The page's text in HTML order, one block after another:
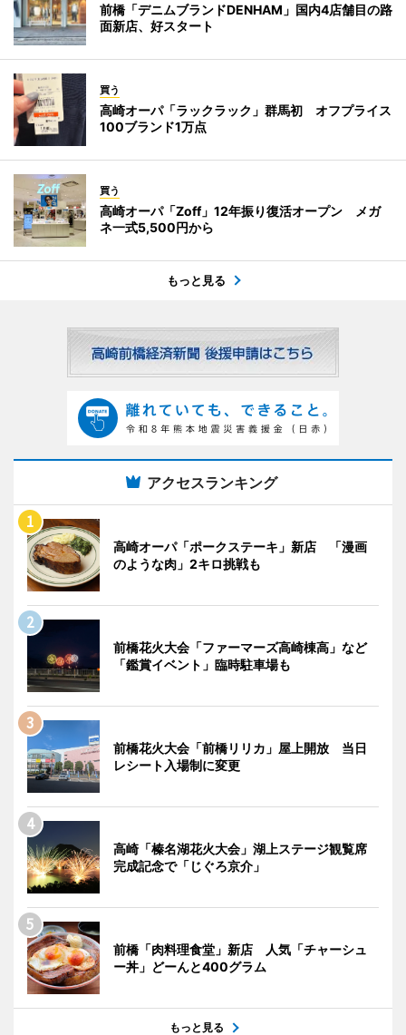
前橋「デニムブランドDENHAM」国内4店舗目の路
面新店、好スタート
買う
高崎オーパ「ラックラック」群馬初 オフプライス
100ブランド1万点
買う
高崎オーパ「Zoff」12年振り復活オープン メガ
ネ一式5,500円から
もっと見る
アクセスランキング
高崎オーパ「ポークステーキ」新店 「漫画
のような肉」2キロ挑戦も
前橋花火大会「ファーマーズ高崎棟高」など
「鑑賞イベント」臨時駐車場も
前橋花火大会「前橋リリカ」屋上開放 当日
レシート入場制に変更
高崎「榛名湖花火大会」湖上ステージ観覧席
完成記念で「じぐろ京介」
前橋「肉料理食堂」新店 人気「チャーシュ
ー丼」どーんと400グラム
もっと見る